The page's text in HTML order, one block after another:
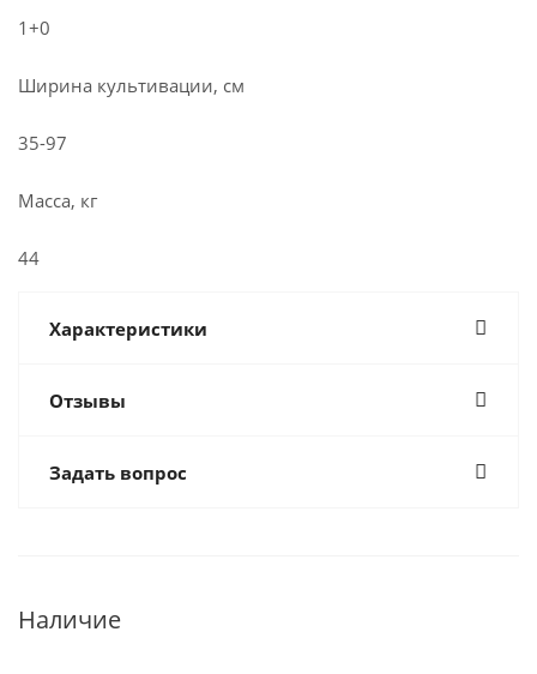
1+0
Ширина культивации, см
35-97
Масса, кг
44
Характеристики
Отзывы
Задать вопрос
Наличие